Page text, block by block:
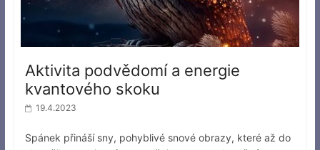
Aktivita podvědomí a energie
kvantového skoku
19.4.2023
Spánek přináší sny, pohyblivé snové obrazy, které až do